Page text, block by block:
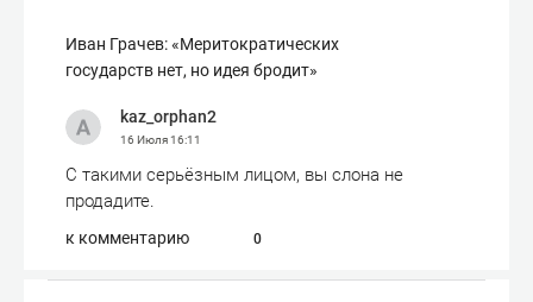
Иван Грачев: «Меритократических
государств нет, но идея бродит»
kaz_orphan2
16 Июля16:11
С такими серьёзным лицом, вы слона не
продадите.
к комментарию 0